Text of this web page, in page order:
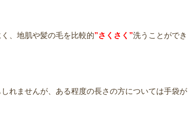
、地肌や髪の毛を比較的”さくさく”洗うことができ
れませんが、ある程度の長さの方については手袋が